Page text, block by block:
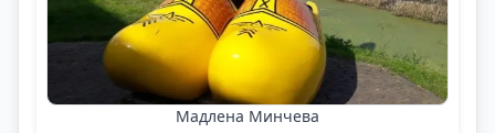
Мадлена Минчева